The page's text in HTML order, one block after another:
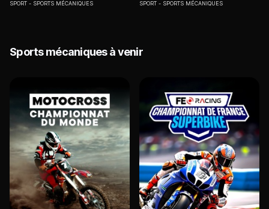
SPORT SPORTS MÉCANIQUES SPORT SPORTS MÉCANIQUES
Sports mécaniques à venir